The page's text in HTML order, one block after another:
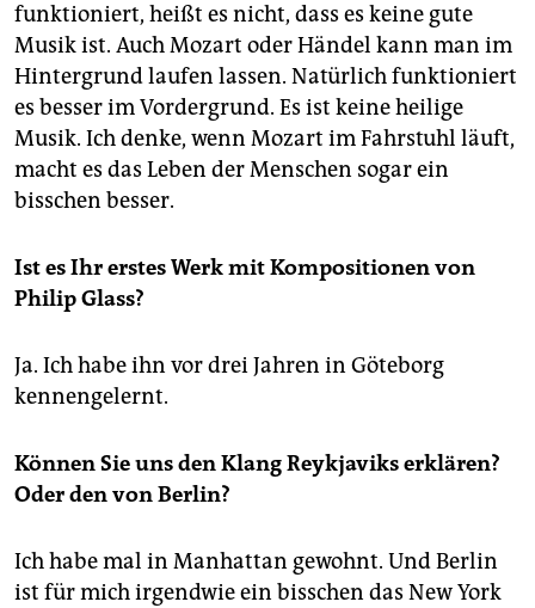
funktioniert, heißt es nicht, dass es keine gute
Musik ist. Auch Mozart oder Händel kann man im
Hintergrund laufen lassen. Natürlich funktioniert
es besser im Vordergrund. Es ist keine heilige
Musik. Ich denke, wenn Mozart im Fahrstuhl läuft,
macht es das Leben der Menschen sogar ein
bisschen besser.
Ist es Ihr erstes Werk mit Kompositionen von
Philip Glass?
Ja. Ich habe ihn vor drei Jahren in Göteborg
kennengelernt.
Können Sie uns den Klang Reykjaviks erklären?
Oder den von Berlin?
Ich habe mal in Manhattan gewohnt. Und Berlin
ist für mich irgendwie ein bisschen das New York